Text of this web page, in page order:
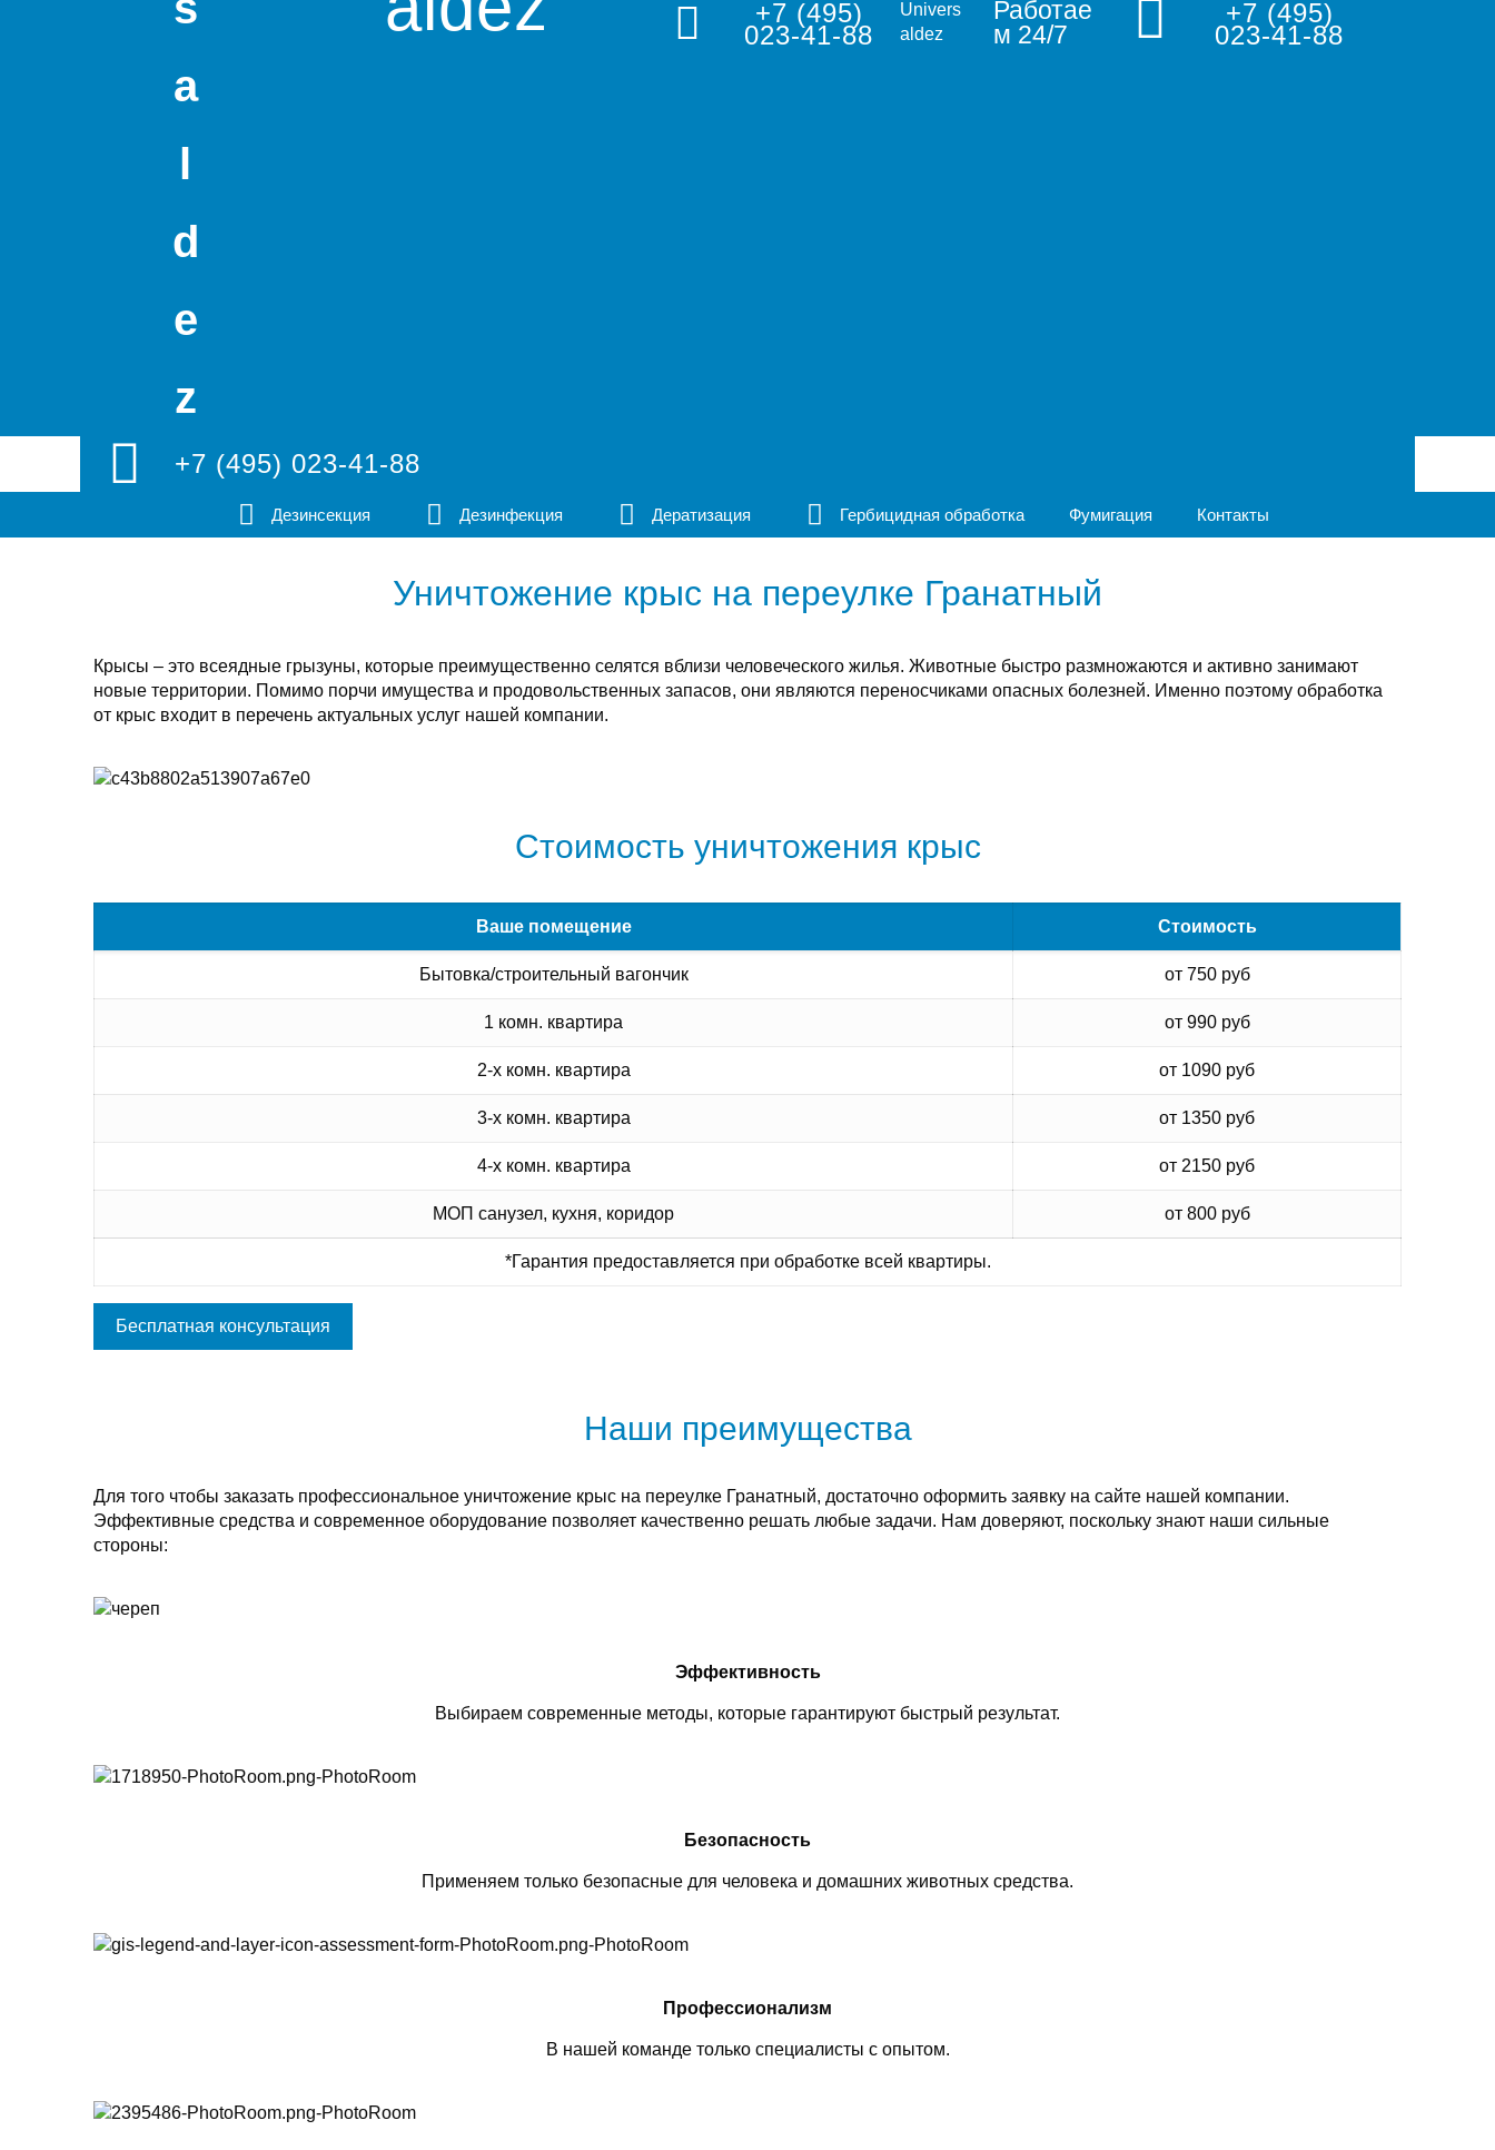
a
l
d
e
z
+7 (495)
023-41-88
Univers
aldez
Работае
м 24/7
+7 (495)
023-41-88
+7 (495) 023-41-88
Дезинсекция Дезинфекция Дератизация Гербицидная обработка Фумигация Контакты
Уничтожение крыс на переулке Гранатный
Крысы – это всеядные грызуны, которые преимущественно селятся вблизи человеческого жилья. Животные быстро размножаются и активно занимают
новые территории. Помимо порчи имущества и продовольственных запасов, они являются переносчиками опасных болезней. Именно поэтому обработка
от крыс входит в перечень актуальных услуг нашей компании.
Стоимость уничтожения крыс
Ваше помещение Стоимость
Бытовка/строительный вагончик от 750 руб
1 комн. квартира от 990 руб
2-х комн. квартира от 1090 руб
3-х комн. квартира от 1350 руб
4-х комн. квартира от 2150 руб
МОП санузел, кухня, коридор от 800 руб
*Гарантия предоставляется при обработке всей квартиры.
Бесплатная консультация
Наши преимущества
Для того чтобы заказать профессиональное уничтожение крыс на переулке Гранатный, достаточно оформить заявку на сайте нашей компании.
Эффективные средства и современное оборудование позволяет качественно решать любые задачи. Нам доверяют, поскольку знают наши сильные
стороны:
Эффективность
Выбираем современные методы, которые гарантируют быстрый результат.
Безопасность
Применяем только безопасные для человека и домашних животных средства.
Профессионализм
В нашей команде только специалисты с опытом.